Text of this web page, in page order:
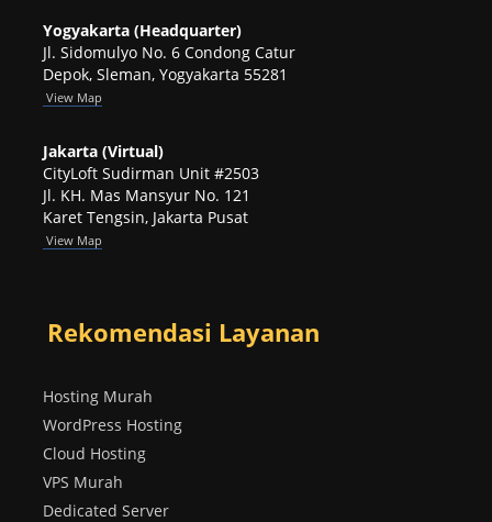
Yogyakarta (Headquarter)
Jl. Sidomulyo No. 6 Condong Catur
Depok, Sleman, Yogyakarta 55281
View Map
Jakarta (Virtual)
CityLoft Sudirman Unit #2503
Jl. KH. Mas Mansyur No. 121
Karet Tengsin, Jakarta Pusat
View Map
Rekomendasi Layanan
Hosting Murah
WordPress Hosting
Cloud Hosting
VPS Murah
Dedicated Server